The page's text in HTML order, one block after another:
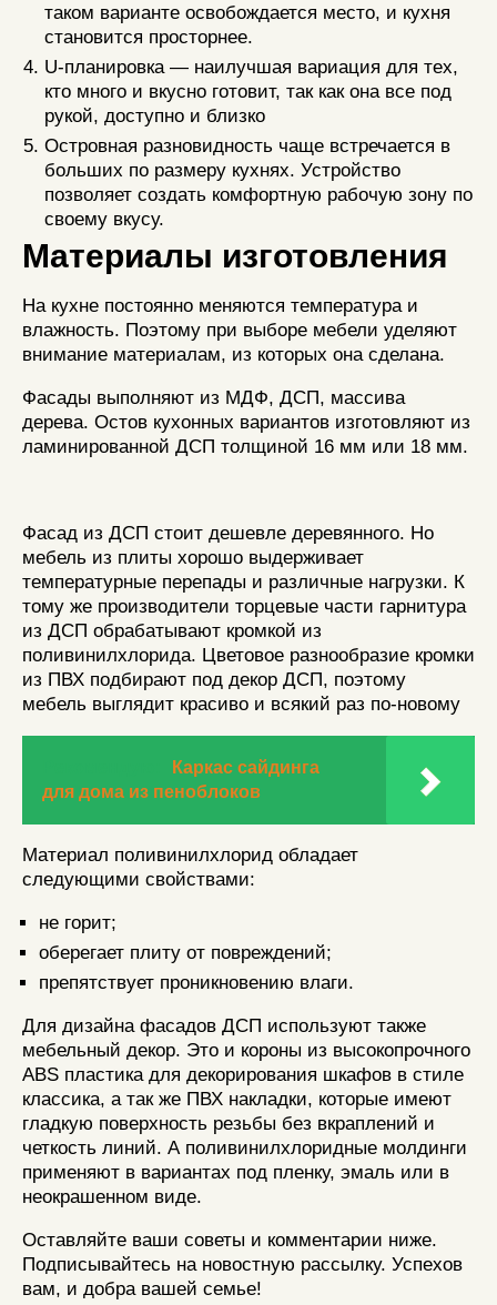
таком варианте освобождается место, и кухня
становится просторнее.
U-планировка — наилучшая вариация для тех,
кто много и вкусно готовит, так как она все под
рукой, доступно и близко
Островная разновидность чаще встречается в
больших по размеру кухнях. Устройство
позволяет создать комфортную рабочую зону по
своему вкусу.
Материалы изготовления
На кухне постоянно меняются температура и
влажность. Поэтому при выборе мебели уделяют
внимание материалам, из которых она сделана.
Фасады выполняют из МДФ, ДСП, массива
дерева. Остов кухонных вариантов изготовляют из
ламинированной ДСП толщиной 16 мм или 18 мм.
Фасад из ДСП стоит дешевле деревянного. Но
мебель из плиты хорошо выдерживает
температурные перепады и различные нагрузки. К
тому же производители торцевые части гарнитура
из ДСП обрабатывают кромкой из
поливинилхлорида. Цветовое разнообразие кромки
из ПВХ подбирают под декор ДСП, поэтому
мебель выглядит красиво и всякий раз по-новому
Каркас сайдинга
для дома из пеноблоков
Материал поливинилхлорид обладает
следующими свойствами:
не горит;
оберегает плиту от повреждений;
препятствует проникновению влаги.
Для дизайна фасадов ДСП используют также
мебельный декор. Это и короны из высокопрочного
ABS пластика для декорирования шкафов в стиле
классика, а так же ПВХ накладки, которые имеют
гладкую поверхность резьбы без вкраплений и
четкость линий. А поливинилхлоридные молдинги
применяют в вариантах под пленку, эмаль или в
неокрашенном виде.
Оставляйте ваши советы и комментарии ниже.
Подписывайтесь на новостную рассылку. Успехов
вам, и добра вашей семье!